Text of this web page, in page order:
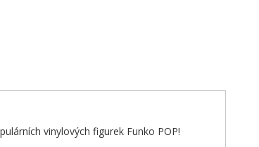
vinylových figurek Funko POP!